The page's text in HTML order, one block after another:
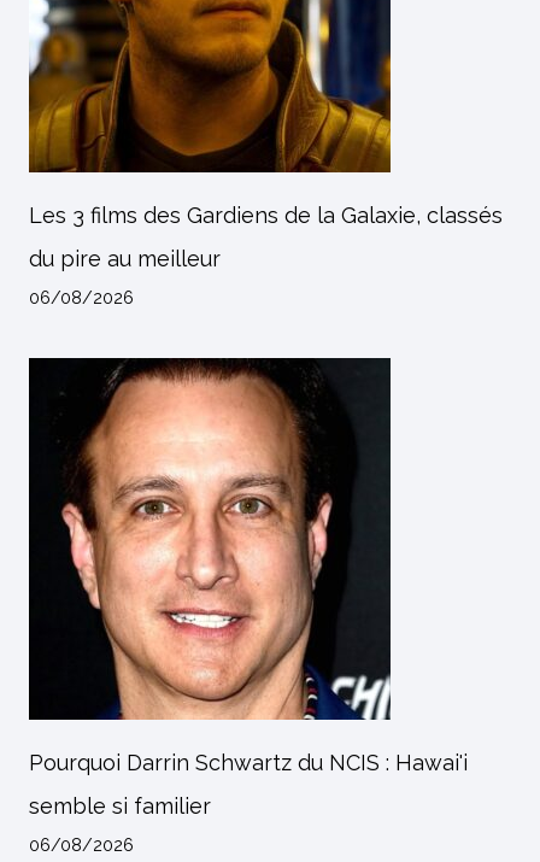
Les 3 films des Gardiens de la Galaxie, classés
du pire au meilleur
06/08/2026
Pourquoi Darrin Schwartz du NCIS : Hawai'i
semble si familier
06/08/2026